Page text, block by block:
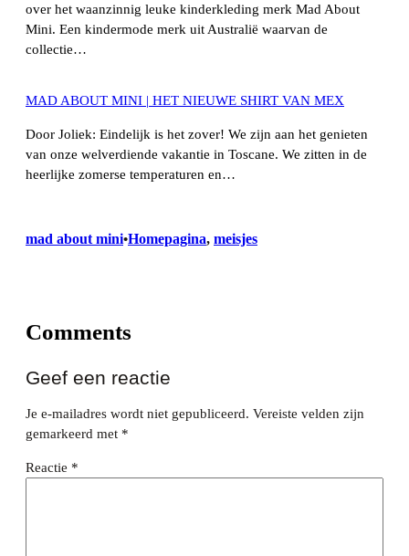
over het waanzinnig leuke kinderkleding merk Mad About
Mini. Een kindermode merk uit Australië waarvan de
collectie…
MAD ABOUT MINI | HET NIEUWE SHIRT VAN MEX
Door Joliek: Eindelijk is het zover! We zijn aan het genieten
van onze welverdiende vakantie in Toscane. We zitten in de
heerlijke zomerse temperaturen en…
mad about mini•Homepagina, meisjes
Comments
Geef een reactie
Je e-mailadres wordt niet gepubliceerd. Vereiste velden zijn
gemarkeerd met *
Reactie *